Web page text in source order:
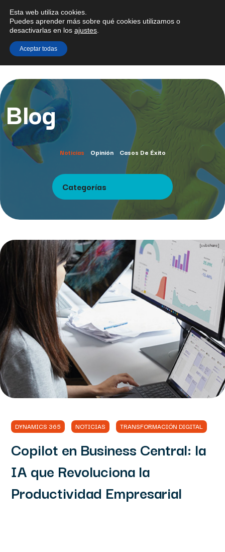
Blog
Noticias Opinión Casos De Éxito
Categorías
[csbshare]
DYNAMICS 365 NOTICIAS TRANSFORMACIÓN DIGITAL
Copilot en Business Central: la
IA que Revoluciona la
Productividad Empresarial
Esta web utiliza cookies.
Puedes aprender más sobre qué cookies utilizamos o
desactivarlas en los ajustes
Aceptar todas